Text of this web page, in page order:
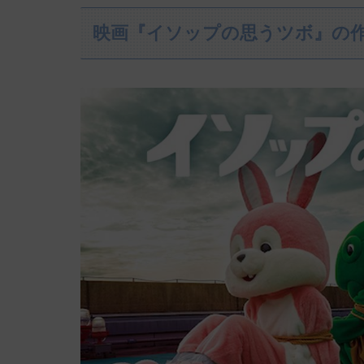
映画『イソップの思うツボ』の